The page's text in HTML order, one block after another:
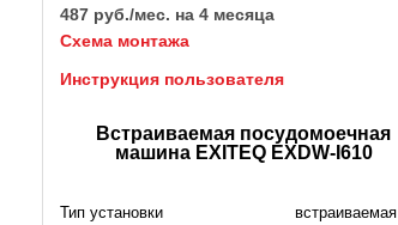
487 руб./мес. на 4 месяца
Схема монтажа
Инструкция пользователя
Встраиваемая посудомоечная
машина EXITEQ EXDW-I610
Тип установки
встраиваемая